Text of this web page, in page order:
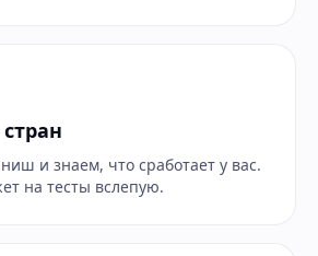
и знаем, что сработает у вас.
на тесты вслепую.